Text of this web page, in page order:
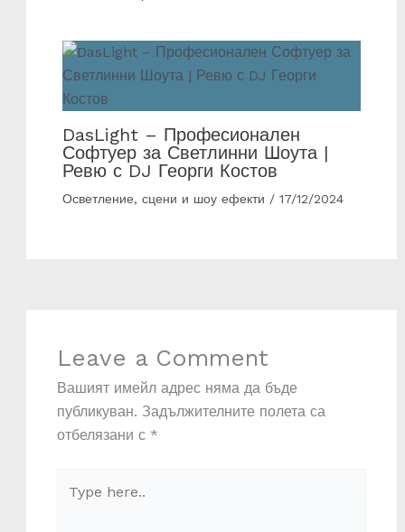
DasLight – Професионален
Софтуер за Светлинни Шоута |
Ревю с DJ Георги Костов
Осветление, сцени и шоу ефекти / 17/12/2024
Leave a Comment
Вашият имейл адрес няма да бъде
публикуван. Задължителните полета са
отбелязани с *
here..